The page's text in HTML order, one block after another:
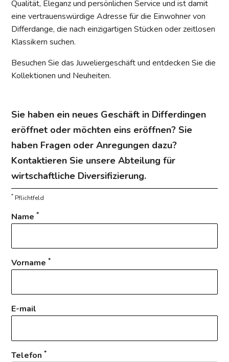
Qualität, Eleganz und persönlichen Service und ist damit
eine vertrauenswürdige Adresse für die Einwohner von
Differdange, die nach einzigartigen Stücken oder zeitlosen
Klassikern suchen.
Besuchen Sie das Juweliergeschäft und entdecken Sie die
Kollektionen und Neuheiten.
Sie haben ein neues Geschäft in Differdingen
eröffnet oder möchten eins eröffnen? Sie
haben Fragen oder Anregungen dazu?
Kontaktieren Sie unsere Abteilung für
wirtschaftliche Diversifizierung.
* Pflichtfeld
Name*
Vorname*
E-mail
Telefon*